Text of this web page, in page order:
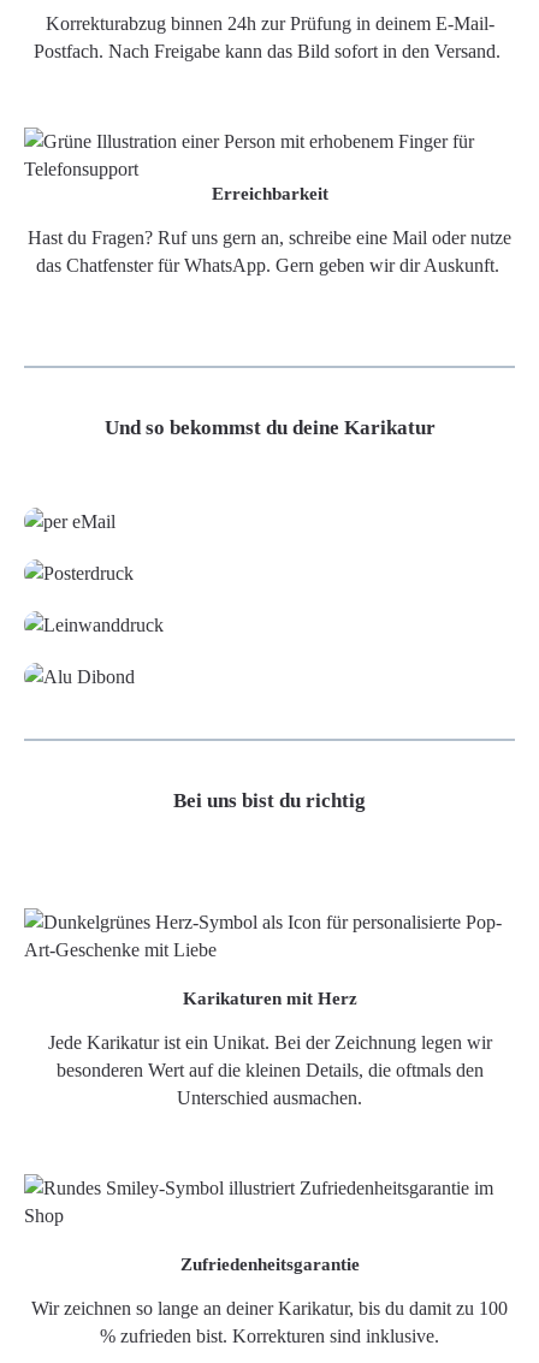
Korrekturabzug binnen 24h zur Prüfung in deinem E-Mail-
Postfach. Nach Freigabe kann das Bild sofort in den Versand.
Erreichbarkeit
Hast du Fragen? Ruf uns gern an, schreibe eine Mail oder nutze
das Chatfenster für WhatsApp. Gern geben wir dir Auskunft.
Und so bekommst du deine Karikatur
Bei uns bist du richtig
Karikaturen mit Herz
Jede Karikatur ist ein Unikat. Bei der Zeichnung legen wir
besonderen Wert auf die kleinen Details, die oftmals den
Unterschied ausmachen.
Zufriedenheitsgarantie
Wir zeichnen so lange an deiner Karikatur, bis du damit zu 100
% zufrieden bist. Korrekturen sind inklusive.